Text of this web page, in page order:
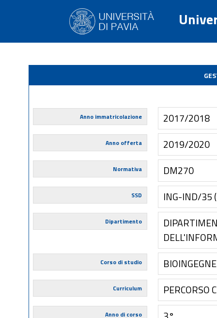
Anno immatricolazione 2017/2018
Anno offerta 2019/2020
Normativa DM270
SSD ING-IND/35
Dipartimento
Corso di studio
Curriculum PERCORSO
Anno di corso